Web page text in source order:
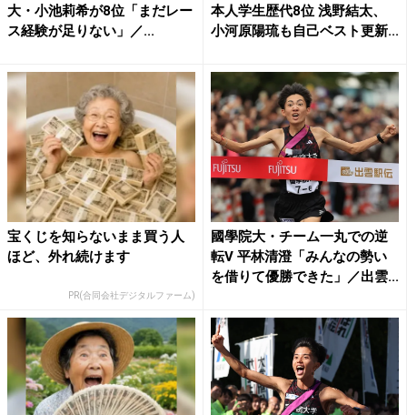
大・小池莉希が8位「まだレー
ス経験が足りない」／...
本人学生歴代8位 浅野結太、
小河原陽琉も自己ベスト更新...
宝くじを知らないまま買う人
ほど、外れ続けます
PR(合同会社デジタルファーム)
國學院大・チーム一丸での逆
転V 平林清澄「みんなの勢い
を借りて優勝できた」／出雲...